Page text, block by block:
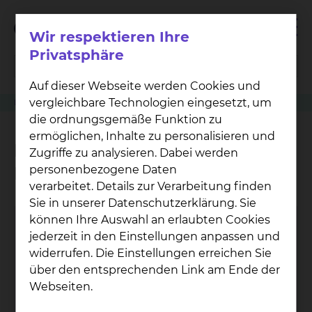
Leistung Neurologische Intensivmedizin
Neurologische
Intensivmedizin
Neu­ro­lo­gi­sche
In­ten­siv­sta­ti­on
Fichtengrund 1, 38126 Braunschweig
Wir respektieren Ihre
Privatsphäre
Auf dieser Webseite werden Cookies und
vergleichbare Technologien eingesetzt, um
die ordnungsgemäße Funktion zu
ermöglichen, Inhalte zu personalisieren und
Zugriffe zu analysieren. Dabei werden
personenbezogene Daten
verarbeitet. Details zur Verarbeitung finden
Sie in unserer Datenschutzerklärung. Sie
können Ihre Auswahl an erlaubten Cookies
jederzeit in den Einstellungen anpassen und
widerrufen. Die Einstellungen erreichen Sie
über den entsprechenden Link am Ende der
Webseiten.